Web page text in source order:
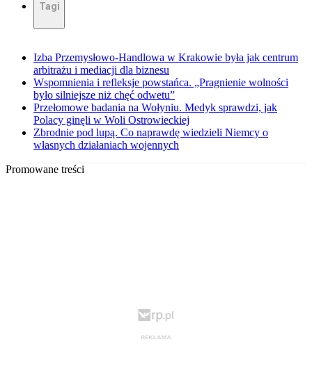
Tagi
Izba Przemysłowo-Handlowa w Krakowie była jak centrum
arbitrażu i mediacji dla biznesu
Wspomnienia i refleksje powstańca. „Pragnienie wolności
było silniejsze niż chęć odwetu”
Przełomowe badania na Wołyniu. Medyk sprawdzi, jak
Polacy ginęli w Woli Ostrowieckiej
Zbrodnie pod lupą. Co naprawdę wiedzieli Niemcy o
własnych działaniach wojennych
Promowane treści